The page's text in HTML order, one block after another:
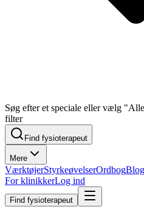
Søg efter et speciale eller vælg
filter
Find fysioterapeut
Mere
VærktøjerStyrkeøvelserOrdbogBlog
For klinikkerLog ind
Find fysioterapeut